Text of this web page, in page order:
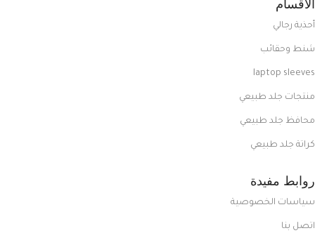
الاقسام
أحذية رجالي
شنط وحقائب
laptop sleeves
منتجات جلد طبيعي
محافظ جلد طبيعي
كراتة جلد طبيعي
روابط مفيدة
سياسات الخصوصية
اتصل بنا